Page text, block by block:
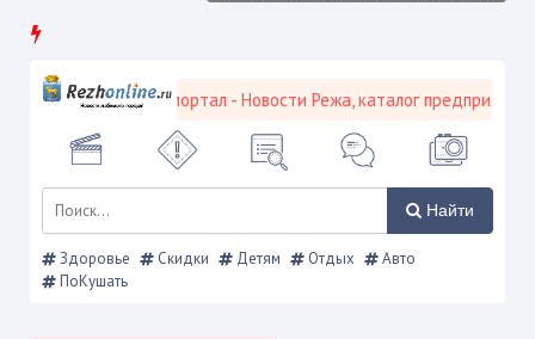
городской портал - Новости Режа, каталог предприятий,
Найти
Здоровье Скидки Детям Отдых
Авто
ПоКушать